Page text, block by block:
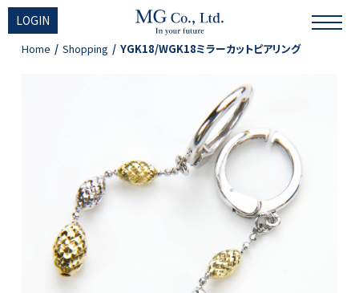
LOGIN
Home Shopping YGK18/WGK18ミラーカットピアリング